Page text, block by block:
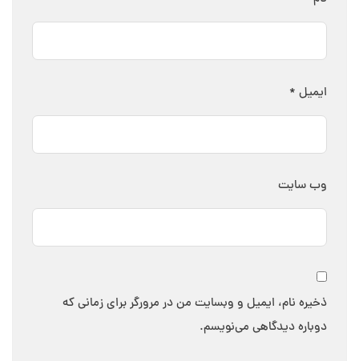
ایمیل *
وب‌ سایت
ذخیره نام، ایمیل و وبسایت من در مرورگر برای زمانی که
دوباره دیدگاهی می‌نویسم.